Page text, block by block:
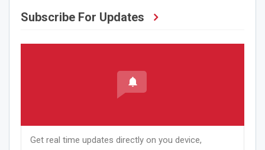
Subscribe For Updates
Get real time updates directly on you device,